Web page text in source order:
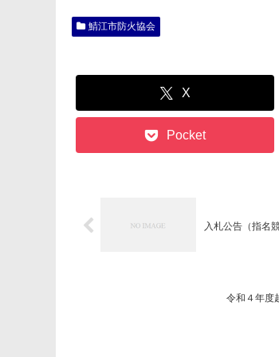
鯖江市防火協会
X
Pocket
入札公告（指名
令和４年度